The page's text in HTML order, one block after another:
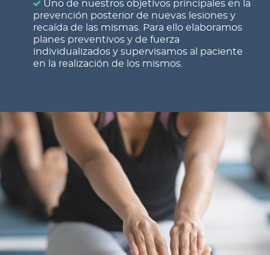
Uno de nuestros objetivos principales en la
prevención posterior de nuevas lesiones y
recaída de las mismas. Para ello elaboramos
planes preventivos y de fuerza
individualizados y supervisamos al paciente
en la realización de los mismos.